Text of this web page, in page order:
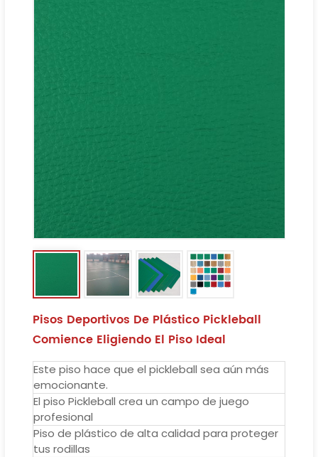
Pisos Deportivos De Plástico Pickleball
Comience Eligiendo El Piso Ideal
Este piso hace que el pickleball sea aún más
emocionante.
El piso Pickleball crea un campo de juego
profesional
Piso de plástico de alta calidad para proteger
tus rodillas